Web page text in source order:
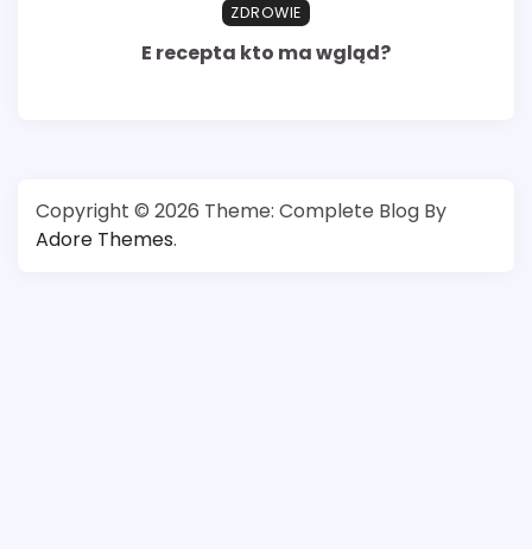
ZDROWIE
E recepta kto ma wgląd?
Copyright © 2026 Theme: Complete Blog By
Adore Themes.